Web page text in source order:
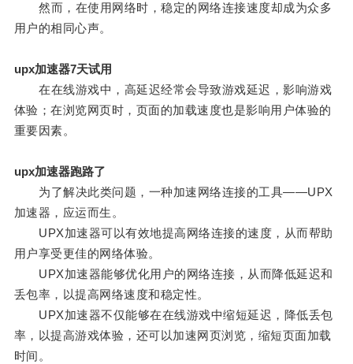
然而，在使用网络时，稳定的网络连接速度却成为众多
用户的相同心声。
upx加速器7天试用
在在线游戏中，高延迟经常会导致游戏延迟，影响游戏
体验；在浏览网页时，页面的加载速度也是影响用户体验的
重要因素。
upx加速器跑路了
为了解决此类问题，一种加速网络连接的工具——UPX
加速器，应运而生。
UPX加速器可以有效地提高网络连接的速度，从而帮助
用户享受更佳的网络体验。
UPX加速器能够优化用户的网络连接，从而降低延迟和
丢包率，以提高网络速度和稳定性。
UPX加速器不仅能够在在线游戏中缩短延迟，降低丢包
率，以提高游戏体验，还可以加速网页浏览，缩短页面加载
时间。